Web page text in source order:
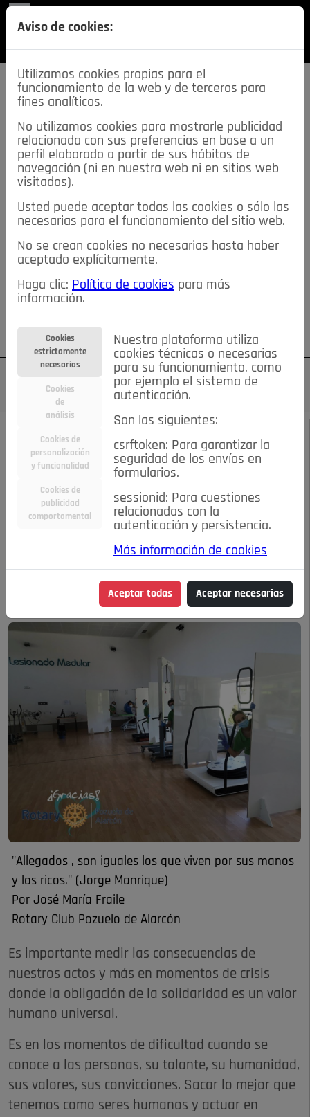
SECCIONES
descarga esta
REVISTA
≡NOTICIAS
NOTICIAS SERVICIOS DE INTERÉS
TABLÓN DE ANUNCIOS MIS ANUNCIOS CONTACTO
NOSOTROS
Su cuenta Regístrese ¿Olvidó su contraseña?
JUNIO 2020 / CARIDAD
Sin fronteras,
inmersos en la
pandemia
"Allegados , son iguales los que viven por sus manos
y los ricos." (Jorge Manrique)
Por José María Fraile
Rotary Club Pozuelo de Alarcón
Es importante medir las consecuencias de
nuestros actos y más en momentos de crisis
donde la obligación de la solidaridad es un valor
humano universal.
Es en los momentos de dificultad cuando se
conoce a las personas, su talante, su humanidad,
sus valores, sus convicciones. Sacar lo mejor que
tenemos como seres humanos y actuar en
Aviso de cookies:
Utilizamos cookies propias para el
funcionamiento de la web y de terceros para
fines analíticos.
No utilizamos cookies para mostrarle publicidad
relacionada con sus preferencias en base a un
perfil elaborado a partir de sus hábitos de
navegación (ni en nuestra web ni en sitios web
visitados).
Usted puede aceptar todas las cookies o sólo las
necesarias para el funcionamiento del sitio web.
No se crean cookies no necesarias hasta haber
aceptado explícitamente.
Haga clic: Política de cookies para más
información.
Cookies
estrictamente
necesarias
Cookies
de
análisis
Cookies de
personalización
y funcionalidad
Cookies de
publicidad
comportamental
Nuestra plataforma utiliza
cookies técnicas o necesarias
para su funcionamiento, como
por ejemplo el sistema de
autenticación.
Son las siguientes:
csrftoken: Para garantizar la
seguridad de los envíos en
formularios.
sessionid: Para cuestiones
relacionadas con la
autenticación y persistencia.
Más información de cookies
Aceptar todas Aceptar necesarias